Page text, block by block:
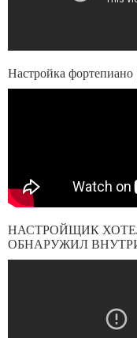
Настройка
НАСТРОЙЩИК
ОБНАРУЖИЛ